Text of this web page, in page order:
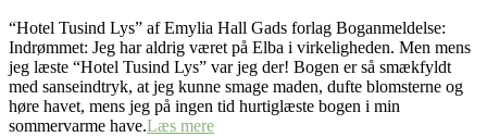
“Hotel Tusind Lys” af Emylia Hall Gads forlag Boganmeldelse:
Indrømmet: Jeg har aldrig været på Elba i virkeligheden. Men mens
jeg læste “Hotel Tusind Lys” var jeg der! Bogen er så smækfyldt
med sanseindtryk, at jeg kunne smage maden, dufte blomsterne og
høre havet, mens jeg på ingen tid hurtiglæste bogen i min
sommervarme have.Læs mere